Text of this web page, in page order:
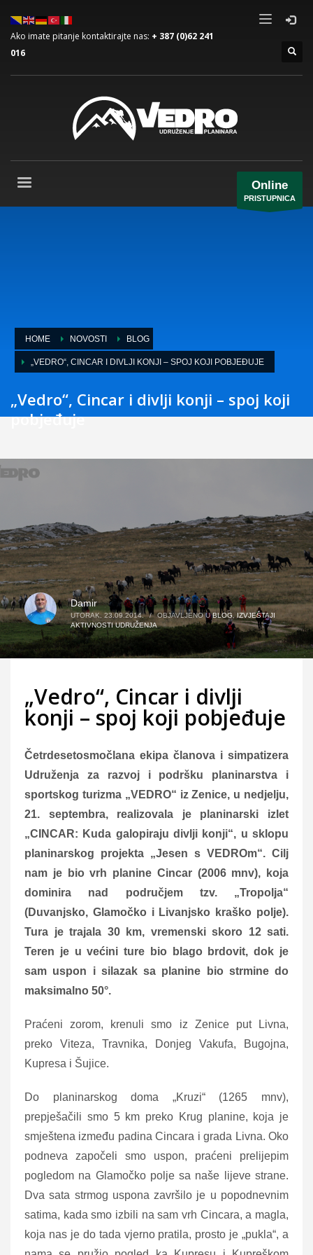
Ako imate pitanje kontaktirajte nas: + 387 (0)62 241
016
Online
PRISTUPNICA
HOME NOVOSTI BLOG
„VEDRO“, CINCAR I DIVLJI KONJI – SPOJ KOJI POBJEĐUJE
„Vedro“, Cincar i divlji konji – spoj koji
pobjeđuje
Damir
UTORAK, 23.09.2014. / OBJAVLJENO UBLOG ,IZVJEŠTAJI
AKTIVNOSTI UDRUŽENJA
„Vedro“, Cincar i divlji
konji – spoj koji pobjeđuje
Četrdesetosmočlana ekipa članova i simpatizera
Udruženja za razvoj i podršku planinarstva i
sportskog turizma „VEDRO“ iz Zenice, u nedjelju,
21. septembra, realizovala je planinarski izlet
„CINCAR: Kuda galopiraju divlji konji“, u sklopu
planinarskog projekta „Jesen s VEDROm“. Cilj
nam je bio vrh planine Cincar (2006 mnv), koja
dominira nad područjem tzv. „Tropolja“
(Duvanjsko, Glamočko i Livanjsko kraško polje).
Tura je trajala 30 km, vremenski skoro 12 sati.
Teren je u većini ture bio blago brdovit, dok je
sam uspon i silazak sa planine bio strmine do
maksimalno 50°.
Praćeni zorom, krenuli smo iz Zenice put Livna,
preko Viteza, Travnika, Donjeg Vakufa, Bugojna,
Kupresa i Šujice.
Do planinarskog doma „Kruzi“ (1265 mnv),
prepješačili smo 5 km preko Krug planine, koja je
smještena između padina Cincara i grada Livna. Oko
podneva započeli smo uspon, praćeni prelijepim
pogledom na Glamočko polje sa naše lijeve strane.
Dva sata strmog uspona završilo je u popodnevnim
satima, kada smo izbili na sam vrh Cincara, a magla,
koja nas je do tada vjerno pratila, prosto je „pukla“, a